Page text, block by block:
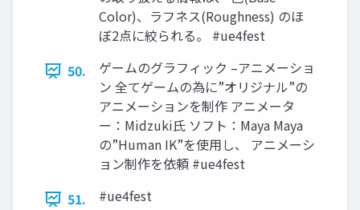
Color)、ラフネス(Roughness) のほ
ぼ2点に絞られる。 #ue4fest
50.
ゲームのグラフィック –アニメーショ
ン 全てゲームの為に”オリジナル”の
アニメーションを制作 アニメータ
ー：Midzuki氏 ソフト：Maya Maya
の”Human IK”を使用し、 アニメーシ
ョン制作を依頼 #ue4fest
51.
#ue4fest